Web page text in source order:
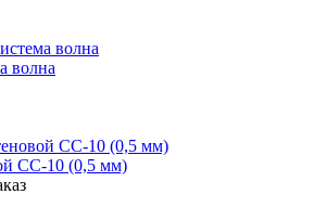
волна
СС-10 (0,5 мм)